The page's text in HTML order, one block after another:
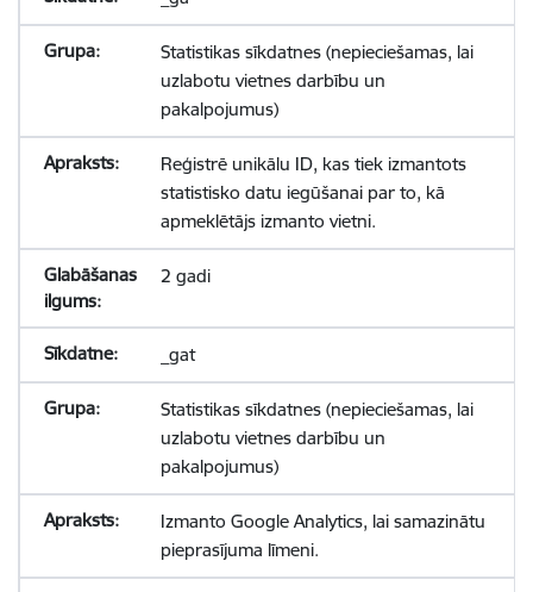
Statistikas sīkdatnes (nepieciešamas, lai
uzlabotu vietnes darbību un
pakalpojumus)
Reģistrē unikālu ID, kas tiek izmantots
statistisko datu iegūšanai par to, kā
apmeklētājs izmanto vietni.
2 gadi
_gat
Statistikas sīkdatnes (nepieciešamas, lai
uzlabotu vietnes darbību un
pakalpojumus)
Izmanto Google Analytics, lai samazinātu
pieprasījuma līmeni.